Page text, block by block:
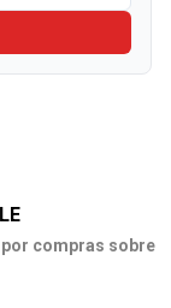
compras sobre